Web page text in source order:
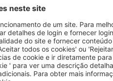
dos portugueses e na
hábitos alimentares dos